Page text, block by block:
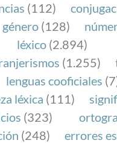
patrocinada por la
cuyo objetivo es
medios de
(112)
género (128)
léxico (2.894)
(1.255)
lenguas cooficiales
léxica (111)
(323)
(248)
errores